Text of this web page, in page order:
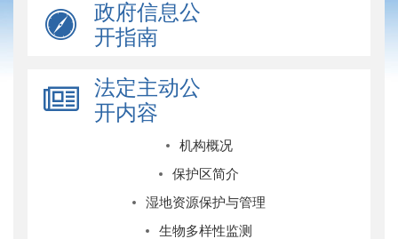
政府信息公
开指南
法定主动公
开内容
机构概况
保护区简介
湿地资源保护与管理
生物多样性监测